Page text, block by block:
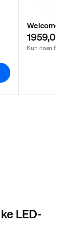
Welcome
1959,00
Kun noen få
LED-